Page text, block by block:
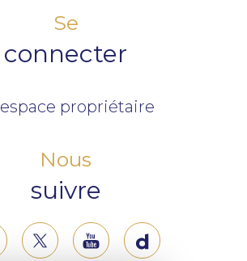
Se
connecter
espace propriétaire
Nous
suivre